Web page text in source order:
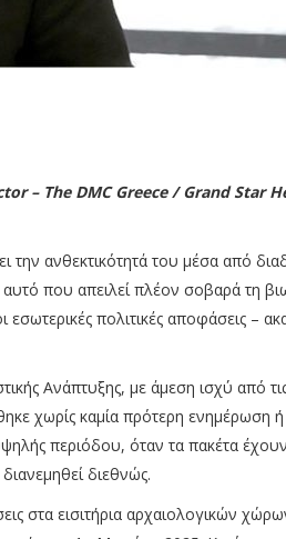
– The DMC Greece / Grand Star
ανθεκτικότητά του μέσα από
που απειλεί πλέον σοβαρά τη
εσωτερικές πολιτικές αποφάσεις –
Ανάπτυξης, με άμεση ισχύ από
χωρίς καμία πρότερη ενημέρωση
περιόδου, όταν τα πακέτα
διεθνώς.
στα εισιτήρια αρχαιολογικών